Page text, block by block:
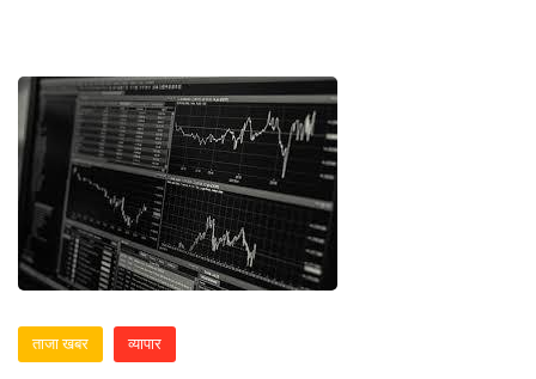
ताजा खबर व्यापार